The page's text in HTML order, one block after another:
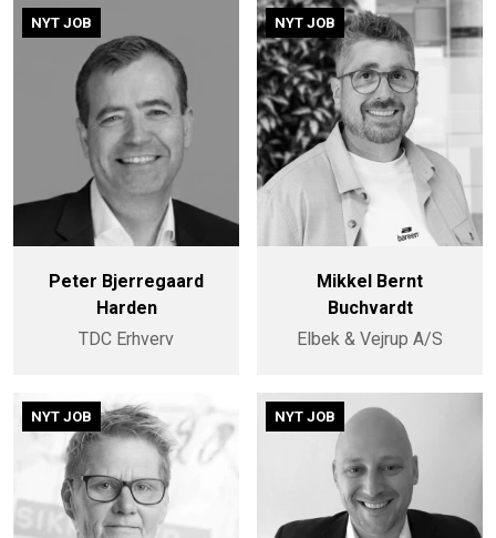
NYT JOB
Peter Bjerregaard
Harden
TDC Erhverv
NYT JOB
Mikkel Bernt
Buchvardt
Elbek & Vejrup A/S
NYT JOB NYT JOB